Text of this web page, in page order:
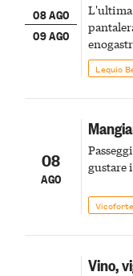
08 AGO
09 AGO
L'ultima
Lequio
08
AGO
gustare
Vicoforte
Vino,